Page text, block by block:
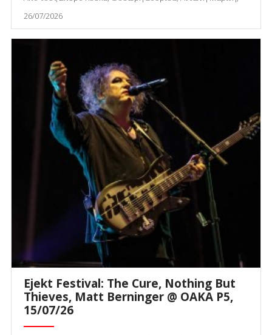
26/07/2026
Ejekt Festival: The Cure, Nothing But
Thieves, Matt Berninger @ ΟΑΚΑ P5,
15/07/26